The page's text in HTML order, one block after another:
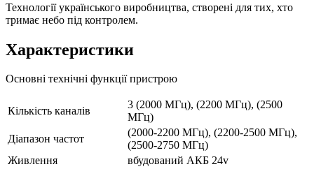
Технології українського виробництва, створені для тих, хто
тримає небо під контролем.
Характеристики
Основні технічні функції пристрою
Кількість каналів
3 (2000 МГц), (2200 МГц), (2500
МГц)
Діапазон частот
(2000-2200 МГц), (2200-2500 МГц),
(2500-2750 МГц)
Живлення
вбудований АКБ 24v